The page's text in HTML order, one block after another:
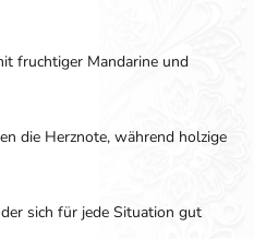
fruchtiger Mandarine und
die Herznote, während holzige
sich für jede Situation gut